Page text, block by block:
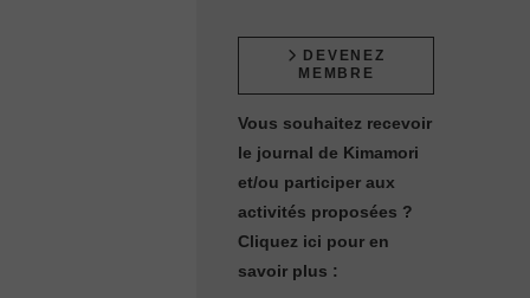
DEVENEZ
MEMBRE
Vous souhaitez recevoir
le journal de Kimamori
et/ou participer aux
activités proposées ?
Cliquez ici pour en
savoir plus :